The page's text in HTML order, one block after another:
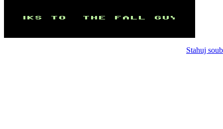
Stahuj